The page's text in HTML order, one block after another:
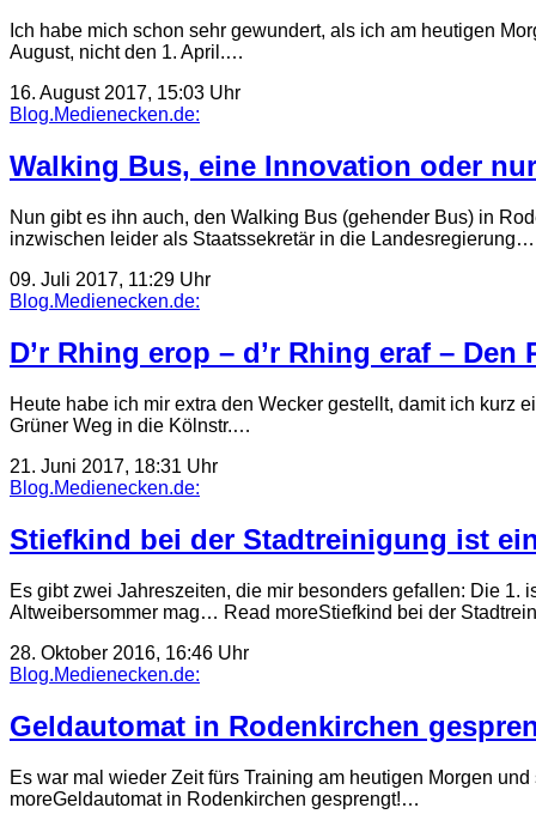
Ich habe mich schon sehr gewundert, als ich am heutigen
August, nicht den 1. April.…
16. August 2017, 15:03 Uhr
Blog.Medienecken.de:
Walking Bus, eine Innovation oder
Nun gibt es ihn auch, den Walking Bus (gehender Bus) in
inzwischen leider als Staatssekretär in die Landesregierung…
09. Juli 2017, 11:29 Uhr
Blog.Medienecken.de:
D’r Rhing erop – d’r Rhing eraf –
Heute habe ich mir extra den Wecker gestellt, damit ich kurz
Grüner Weg in die Kölnstr.…
21. Juni 2017, 18:31 Uhr
Blog.Medienecken.de:
Stiefkind bei der Stadtreinigung ist
Es gibt zwei Jahreszeiten, die mir besonders gefallen: Die
Altweibersommer mag… Read moreStiefkind bei der
28. Oktober 2016, 16:46 Uhr
Blog.Medienecken.de:
Geldautomat in Rodenkirchen
Es war mal wieder Zeit fürs Training am heutigen Morgen
moreGeldautomat in Rodenkirchen gesprengt!…